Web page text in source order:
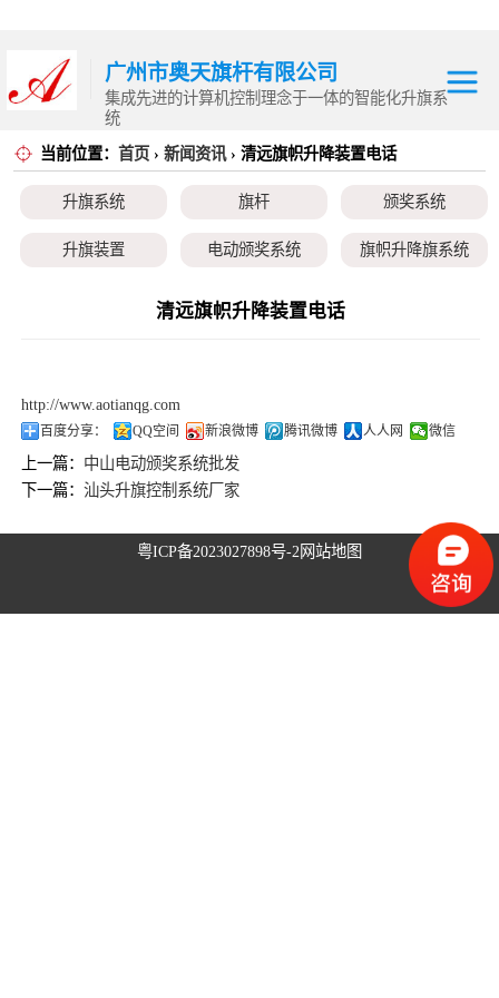
广州市奥天旗杆有限公司
集成先进的计算机控制理念于一体的智能化升旗系
统
当前位置： 首页 › 新闻资讯› 清远旗帜升降装置电话
升旗系统 旗杆 颁奖系统
升旗装置 电动颁奖系统 旗帜升降旗系统
升降旗系统
清远旗帜升降装置电话
http://www.aotianqg.com
百度分享： QQ空间 新浪微博 腾讯微博 人人网 微信
上一篇： 中山电动颁奖系统批发
下一篇：汕头升旗控制系统厂家
粤ICP备2023027898号-2 网站地图
升旗系统
颁奖系统
旗帜升降旗系统
颁奖旗
升降旗系统